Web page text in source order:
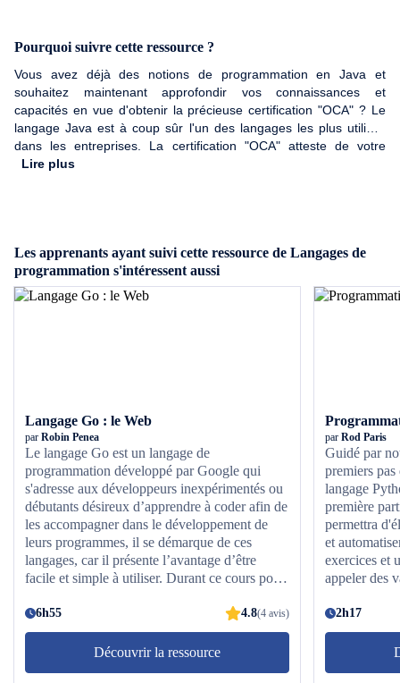
Pourquoi suivre cette ressource ?
Vous avez déjà des notions de programmation en Java et
souhaitez maintenant approfondir vos connaissances et
capacités en vue d'obtenir la précieuse certification "OCA" ? Le
langage Java est à coup sûr l'un des langages les plus utilisés
dans les entreprises. La certification "OCA" atteste de votre
niveau avancé de compétences en programmation Java. C'est
Lire plus
Les apprenants ayant suivi cette ressource de Langages de
programmation s'intéressent aussi
Langage Go : le Web
par Robin Penea
Le langage Go est un langage de
programmation développé par Google qui
s'adresse aux développeurs inexpérimentés ou
débutants désireux d’apprendre à coder afin de
les accompagner dans le développement de
leurs programmes, il se démarque de ces
langages, car il présente l’avantage d’être
facile et simple à utiliser. Durant ce cours pour
une API Web en Go, vous serez accompagné
de l'expert Robin Penea, ingénieur logiciel
spécialiste dans le développement
d'applications Web qui vous expliquera des
6h55 4.8(4 avis)
Découvrir la ressource
par Rod Paris
Guidé par
premiers
langage
première
permettra
et
exercices et
appeler des
float
!
2h17